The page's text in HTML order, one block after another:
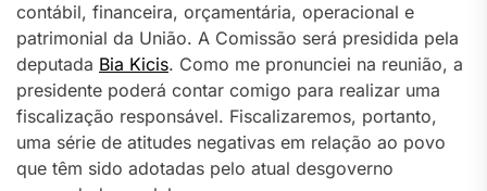
contábil, financeira, orçamentária, operacional e
patrimonial da União. A Comissão será presidida pela
deputada Bia Kicis. Como me pronunciei na reunião, a
presidente poderá contar comigo para realizar uma
fiscalização responsável. Fiscalizaremos, portanto,
uma série de atitudes negativas em relação ao povo
que têm sido adotadas pelo atual desgoverno